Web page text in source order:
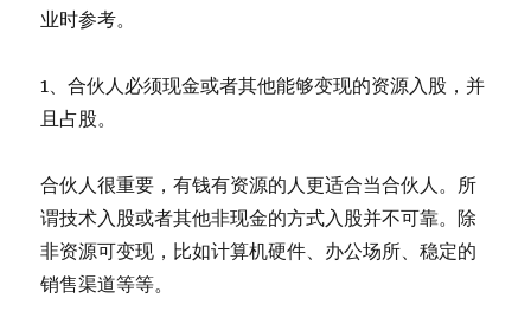
业时参考。
1、合伙人必须现金或者其他能够变现的资源入股，并
且占股。
合伙人很重要，有钱有资源的人更适合当合伙人。所
谓技术入股或者其他非现金的方式入股并不可靠。除
非资源可变现，比如计算机硬件、办公场所、稳定的
销售渠道等等。